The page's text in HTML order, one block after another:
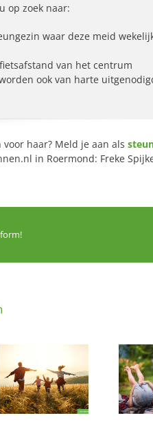
op zoek naar:
waar deze meid
van het centrum
worden ook van harte
haar? Meld je aan als
in Roermond: Freke
extra
vertrouwde
plekje voor
hem?